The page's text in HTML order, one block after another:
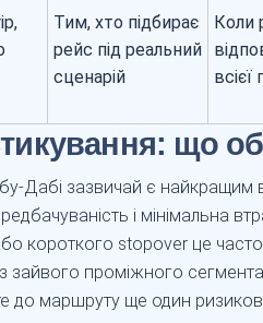
Тим, хто підбирає
рейс під реальний
сценарій
Коли
всієї
що
Дабі зазвичай є найкращим
і мінімальна
короткого stopover це
зайвого проміжного
до маршруту ще один